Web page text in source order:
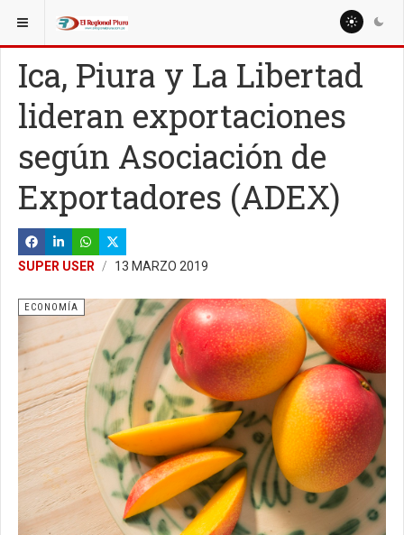
ESTÁ AQUÍ: NACIONALES
Ica, Piura y La Libertad
lideran exportaciones
según Asociación de
Exportadores (ADEX)
SUPER USER 13 MARZO 2019
ECONOMÍA